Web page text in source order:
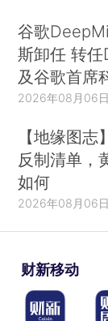
谷歌
斯卸任 转
及谷歌首席
2026年08月06日
【地缘图
反制清单，
如何
2026年08月06日
财新移动